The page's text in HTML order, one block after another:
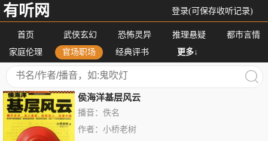
有听网 登录(可保存收听记录)
首页 武侠玄幻 恐怖灵异 推理悬疑
都市言情
家庭伦理
官场职场 经典评书 更多↓
侯海洋基层风云
播音：佚名
作者：小桥老树